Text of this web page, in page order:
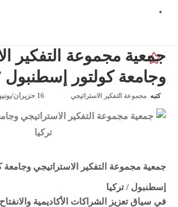
جمعية مجموعة التفكير
وجامعة كولتور إسطنبول /
كتبه مجموعة التفكير الاستراتيجي
جمعية مجموعة التفكير الاستراتيجي وجامعة
إسطنبول / تركيا
في سياق تعزيز الشراكات الأكاديمية